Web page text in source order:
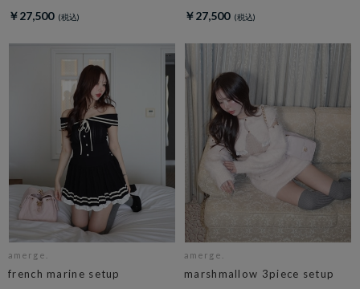
￥27,500 ￥27,500
amerge.
french marine setup
amerge.
marshmallow 3piece setup